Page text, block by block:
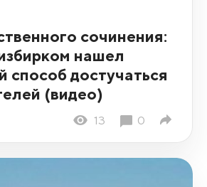
сочинения:
нашел
способ достучаться
(видео)
13 0